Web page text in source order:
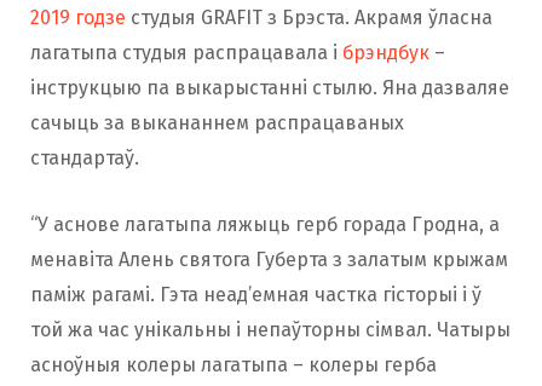
2019 годзе студыя GRAFIT з Брэста. Акрамя ўласна
лагатыпа студыя распрацавала і брэндбук –
інструкцыю па выкарыстанні стылю. Яна дазваляе
сачыць за выкананнем распрацаваных
стандартаў.
“У аснове лагатыпа ляжыць герб горада Гродна, а
менавіта Алень святога Губерта з залатым крыжам
паміж рагамі. Гэта неад’емная частка гісторыі і ў
той жа час унікальны і непаўторны сімвал. Чатыры
асноўныя колеры лагатыпа – колеры герба